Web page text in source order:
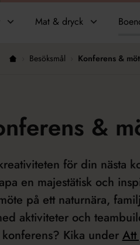
Mat & dryck
Hem Besöksmål Konferens &
&
för din nästa
en majestätisk och
på ett naturnära,
aktiviteter och
Kika under